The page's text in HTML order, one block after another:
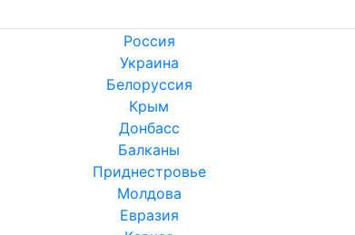
Россия
Украина
Белоруссия
Крым
Донбасс
Балканы
Приднестровье
Молдова
Евразия